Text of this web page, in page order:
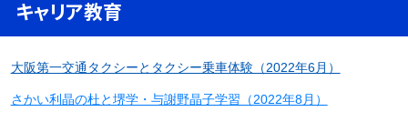
キャリア教育
大阪第一交通タクシーとタクシー乗車体験（2022年6月）
さかい利晶の杜と堺学・与謝野晶子学習（2022年8月）